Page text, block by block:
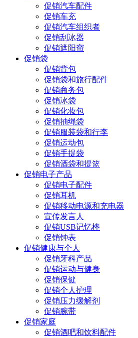
促销汽车配件
促销车充
促销汽车组织者
促销刮冰器
促销遮阳帘
促销袋
促销背包
促销袋和旅行配件
促销商务包
促销冰袋
促销化妆包
促销抽绳袋
促销服装袋和行李
促销运动包
促销手提袋
促销酒袋和提篮
促销电子产品
促销电子配件
促销耳机
促销移动电源和充电器
宣传发言人
促销USB记忆棒
促销钟表
促销健康与个人
促销牙科产品
促销运动与健身
促销保健
促销个人护理
促销压力缓解剂
促销腕带
促销家庭
促销酒吧和饮料配件